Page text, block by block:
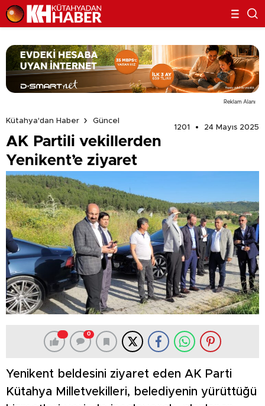
Reklam Alanı
Kütahya'dan Haber
Güncel
1201
24 Mayıs 2025
AK Partili vekillerden
Yenikent’e ziyaret
0
Yenikent beldesini ziyaret eden AK Parti
Kütahya Milletvekilleri, belediyenin yürüttüğü